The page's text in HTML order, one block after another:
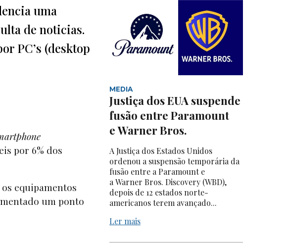
uma
de noticias.
PC’s (desktop
por 6% dos
equipamentos
um ponto
MEDIA
Justiça dos EUA suspende
fusão entre Paramount
e Warner Bros.
A Justiça dos Estados Unidos
ordenou a suspensão temporária da
fusão entre a Paramount e
a Warner Bros. Discovery (WBD),
depois de 12 estados norte-
americanos terem avançado...
Ler mais